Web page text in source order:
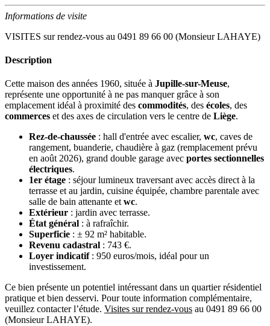
Informations de visite
VISITES sur rendez-vous au 0491 89 66 00 (Monsieur LAHAYE)
Description
Cette maison des années 1960, située à Jupille-sur-Meuse,
représente une opportunité à ne pas manquer grâce à son
emplacement idéal à proximité des commodités, des écoles, des
commerces et des axes de circulation vers le centre de Liège.
Rez-de-chaussée : hall d'entrée avec escalier, wc, caves de
rangement, buanderie, chaudière à gaz (remplacement prévu
en août 2026), grand double garage avec portes sectionnelles
électriques.
1er étage : séjour lumineux traversant avec accès direct à la
terrasse et au jardin, cuisine équipée, chambre parentale avec
salle de bain attenante et wc.
Extérieur : jardin avec terrasse.
État général : à rafraîchir.
Superficie : ± 92 m² habitable.
Revenu cadastral : 743 €.
Loyer indicatif: 950 euros/mois, idéal pour un
investissement.
Ce bien présente un potentiel intéressant dans un quartier résidentiel
pratique et bien desservi. Pour toute information complémentaire,
veuillez contacter l’étude. Visites sur rendez-vous au 0491 89 66 00
(Monsieur LAHAYE).